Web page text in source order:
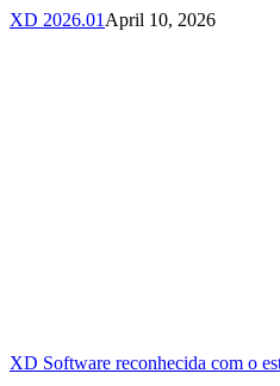
XD 2026.01 April 10, 2026
XD Software reconhecida com o